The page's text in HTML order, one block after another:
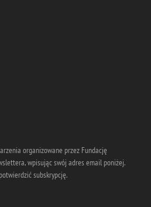
organizowane przez Fundację
wpisując swój adres email poniżej.
subskrypcję.